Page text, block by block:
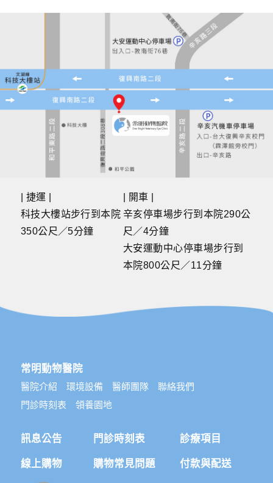
| 捷運 |
科技大樓站步行到本院
350公尺／5分鐘
| 開車 |
辛亥停車場步行到本院290公
尺／4分鐘
大安運動中心停車場步行到
本院800公尺／11分鐘
常明動物醫院
醫院介紹 環境設備 醫師團隊
聯絡我們
門診時刻表
領養園地
訊息公告 門診時刻表 診療項目
線上購物 購物常見問題 付款與配送